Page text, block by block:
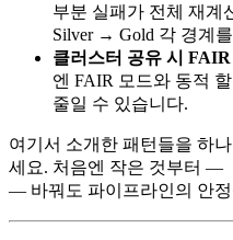
부분 실패가 전체 재계
Silver → Gold 각 경계
클러스터 공유 시 FAIR
엔 FAIR 모드와 동적
줄일 수 있습니다.
여기서 소개한 패턴들을 하
세요. 처음엔 작은 것부터 —
— 바꿔도 파이프라인의 안